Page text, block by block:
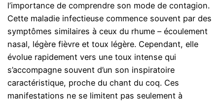
l’importance de comprendre son mode de contagion.
Cette maladie infectieuse commence souvent par des
symptômes similaires à ceux du rhume – écoulement
nasal, légère fièvre et toux légère. Cependant, elle
évolue rapidement vers une toux intense qui
s’accompagne souvent d’un son inspiratoire
caractéristique, proche du chant du coq. Ces
manifestations ne se limitent pas seulement à